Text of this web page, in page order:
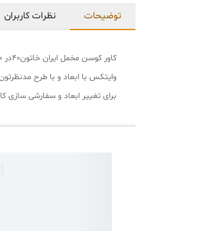
توضیحات نظرات کاربران
وایتکس با ابعاد و با طرح
برای تغییر ابعاد و سفارشی سازی کافی با پشتیبانی